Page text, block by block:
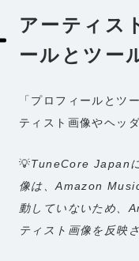
アーティス
ールとツー
「プロフィールとツ
ティスト画像やヘッ
💡TuneCore Japan
像は、Amazon
動していないため、
ティスト画像を反映